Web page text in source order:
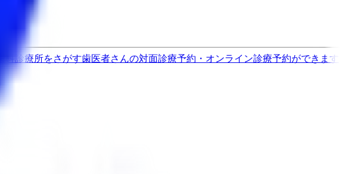
歯科診療所をさがす歯医者さんの対面診療予約・オンライン診療予約ができます